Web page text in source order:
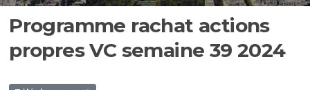
Programme rachat actions
propres VC semaine 39 2024